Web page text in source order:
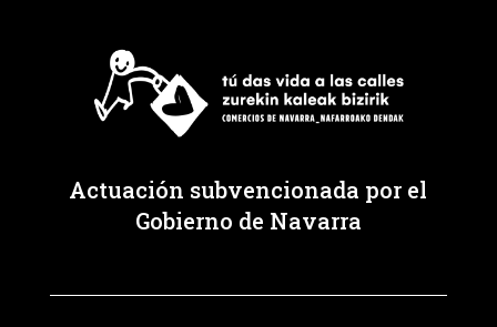
Actuación subvencionada por el
Gobierno de Navarra